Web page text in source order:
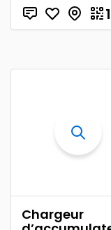
Chargeur